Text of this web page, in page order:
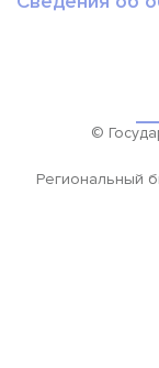
©
Региональный